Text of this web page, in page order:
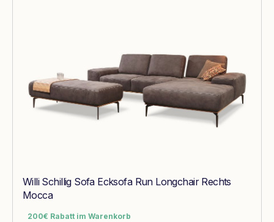
Willi Schillig Sofa Ecksofa Run Longchair Rechts
Mocca
200€ Rabatt im Warenkorb
200€ Rabatt im Warenkorb